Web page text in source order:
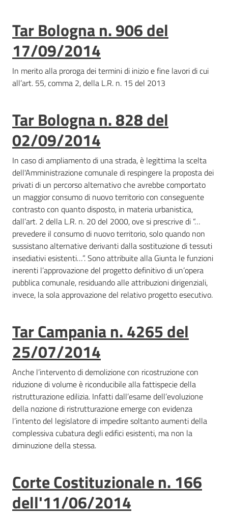
Tar Bologna n. 906 del
17/09/2014
In merito alla proroga dei termini di inizio e fine lavori di cui
all’art. 55, comma 2, della L.R. n. 15 del 2013
Tar Bologna n. 828 del
02/09/2014
In caso di ampliamento di una strada, è legittima la scelta
dell'Amministrazione comunale di respingere la proposta dei
privati di un percorso alternativo che avrebbe comportato
un maggior consumo di nuovo territorio con conseguente
contrasto con quanto disposto, in materia urbanistica,
dall’art. 2 della L.R. n. 20 del 2000, ove si prescrive di “…
prevedere il consumo di nuovo territorio, solo quando non
sussistano alternative derivanti dalla sostituzione di tessuti
insediativi esistenti…”. Sono attribuite alla Giunta le funzioni
inerenti l’approvazione del progetto definitivo di un’opera
pubblica comunale, residuando alle attribuzioni dirigenziali,
invece, la sola approvazione del relativo progetto esecutivo.
Tar Campania n. 4265 del
25/07/2014
Anche l’intervento di demolizione con ricostruzione con
riduzione di volume è riconducibile alla fattispecie della
ristrutturazione edilizia. Infatti dall’esame dell’evoluzione
della nozione di ristrutturazione emerge con evidenza
l’intento del legislatore di impedire soltanto aumenti della
complessiva cubatura degli edifici esistenti, ma non la
diminuzione della stessa.
Corte Costituzionale n. 166
dell'11/06/2014